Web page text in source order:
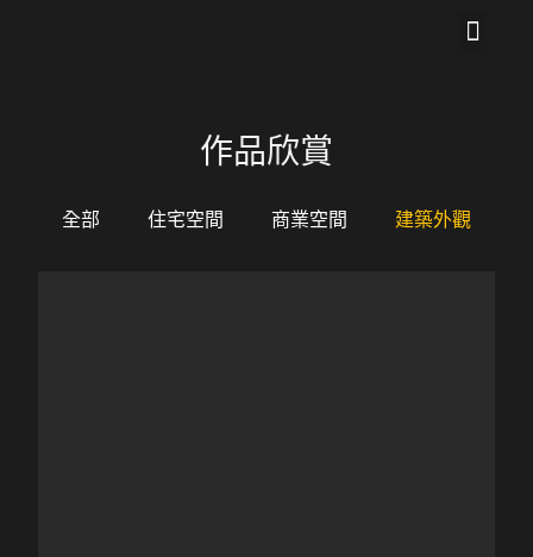
作品欣賞
全部 住宅空間 商業空間 建築外觀